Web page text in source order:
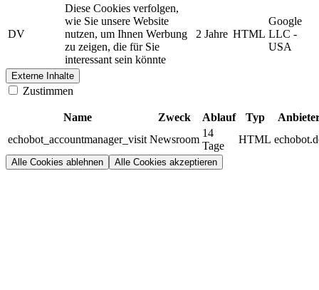
DV
Diese Cookies verfolgen,
wie Sie unsere Website
nutzen, um Ihnen Werbung
zu zeigen, die für Sie
interessant sein könnte
2 Jahre HTML
Google
LLC -
USA
Externe Inhalte
Zustimmen
Name Zweck Ablauf Typ
echobot_accountmanager_visit Newsroom
14
Tage
HTML
Alle Cookies ablehnen Alle Cookies akzeptieren